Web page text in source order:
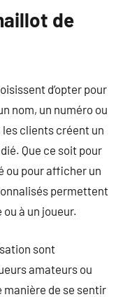
de
d’opter pour
nom, un numéro ou
clients créent un
Que ce soit pour
ou pour afficher un
permettent
à un joueur.
sont
amateurs ou
de se sentir